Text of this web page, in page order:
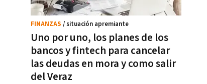
Uno por uno, los planes de los
bancos y fintech para cancelar
las deudas en mora y como salir
del Veraz
FINANZAS / situación apremiante